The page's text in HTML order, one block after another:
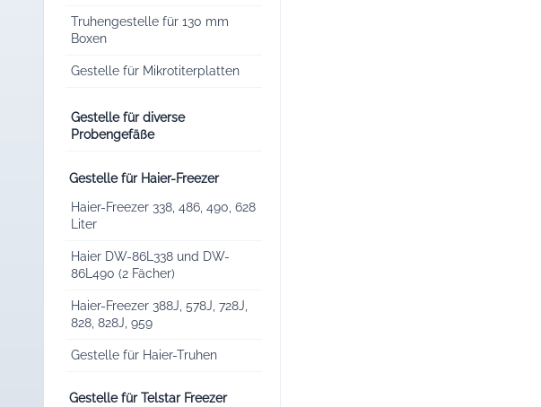
Truhengestelle für 130 mm
Boxen
Gestelle für Mikrotiterplatten
Gestelle für diverse
Probengefäße
Gestelle für Haier-Freezer
Haier-Freezer 338, 486, 490, 628
Liter
Haier DW-86L338 und DW-
86L490 (2 Fächer)
Haier-Freezer 388J, 578J, 728J,
828, 828J, 959
Gestelle für Haier-Truhen
Gestelle für Telstar Freezer